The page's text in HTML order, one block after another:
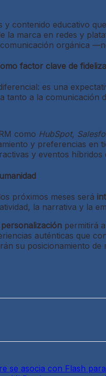
contenido educativo
la marca en redes y
orgánica
factor clave de
es una
tanto a la
como HubSpot,
y preferencias en
y eventos
próximos meses será
la narrativa y la
permitirá
auténticas que
su posicionamiento de
se asocia con Flash